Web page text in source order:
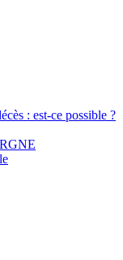
: est-ce possible ?